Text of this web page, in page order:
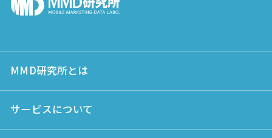
MMD研究所とは
サービスについて